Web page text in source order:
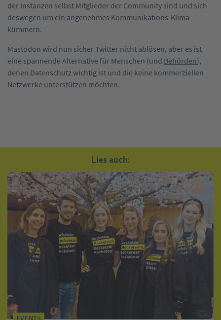
der Instanzen selbst Mitglieder der Community sind und sich
deswegen um ein angenehmes Kommunikations-Klima
kümmern.
Mastodon wird nun sicher Twitter nicht ablösen, aber es ist
eine spannende Alternative für Menschen (und Behörden),
denen Datenschutz wichtig ist und die keine kommerziellen
Netzwerke unterstützen möchten.
Lies auch:
EVENTS